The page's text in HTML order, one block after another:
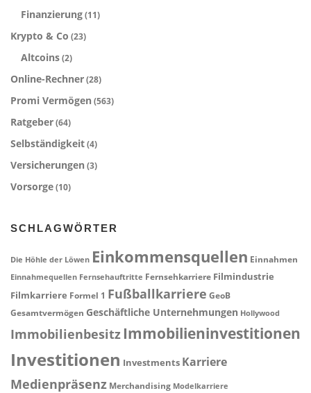
Finanzierung(11)
Krypto & Co (23)
Altcoins(2)
Online-Rechner(28)
Promi Vermögen (563)
Ratgeber(64)
Selbständigkeit(4)
Versicherungen (3)
Vorsorge(10)
SCHLAGWÖRTER
Die Höhle der Löwen Einkommensquellen Einnahmen
Einnahmequellen Fernsehauftritte Fernsehkarriere Filmindustrie
Filmkarriere Formel 1 Fußballkarriere GeoB
Gesamtvermögen Geschäftliche Unternehmungen Hollywood
Immobilienbesitz Immobilieninvestitionen
Investitionen Investments Karriere
Medienpräsenz Merchandising Modelkarriere